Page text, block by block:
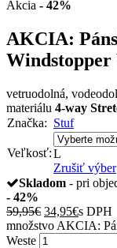
Akcia - 42%
AKCIA:
Windstopper
vetruodolná,
materiálu 4-way
Značka: Stuf
Veľkosť:L
Zrušiť výber
Skladom - pri
- 42%
59,95€ 34,95€s DPH
množstvo AKCIA:
Weste